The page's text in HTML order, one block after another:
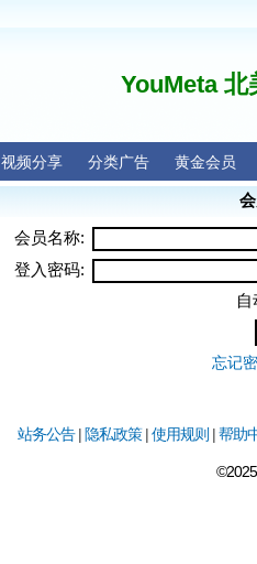
YouMeta 北
视频分享 分类广告 黄金会员
会员名称:
登入密码:
忘记
站务公告| 隐私政策|使用规则 |帮助